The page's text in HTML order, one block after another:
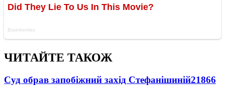
ЧИТАЙТЕ ТАКОЖ
Суд обрав запобіжний захід Стефанішиній21866